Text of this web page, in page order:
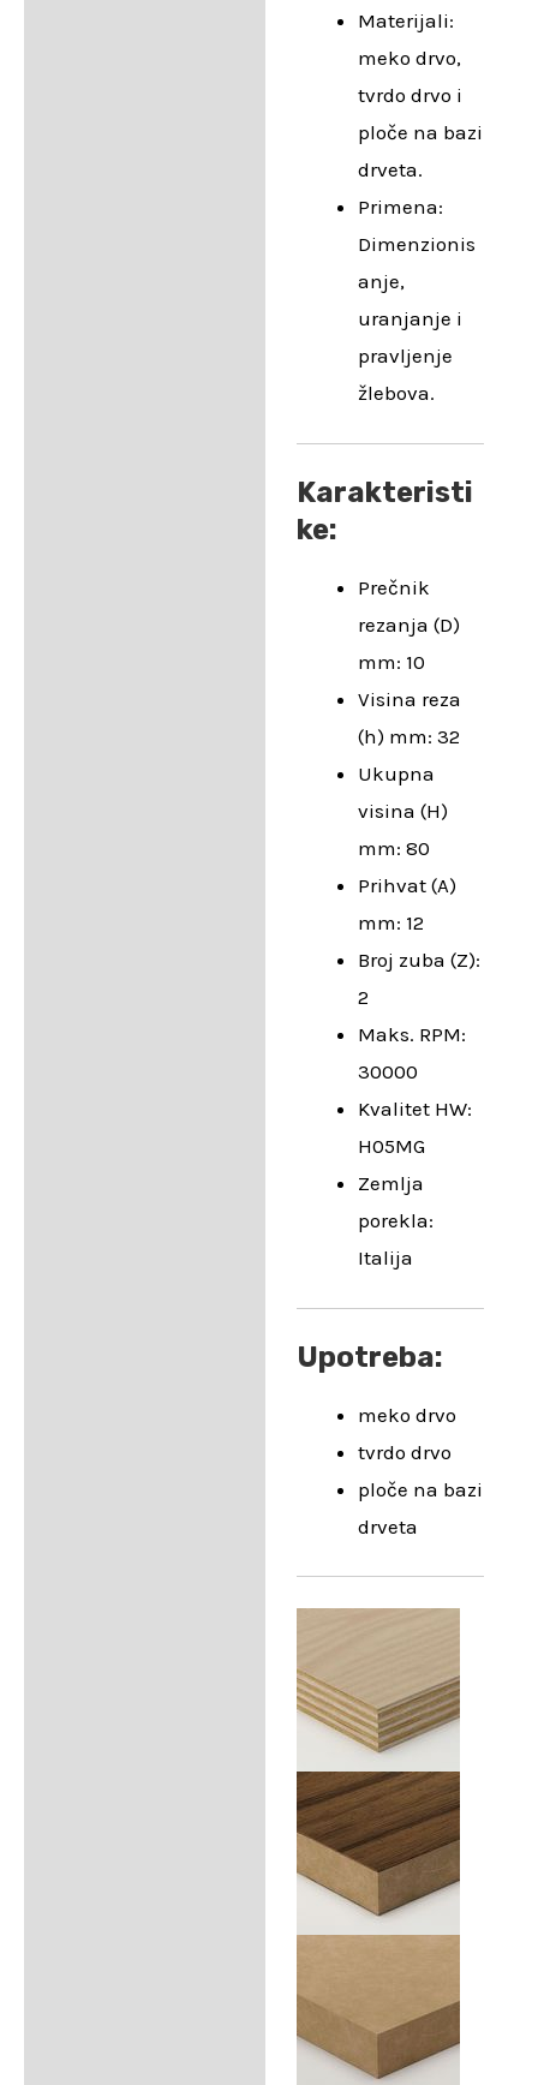
Materijali:
meko drvo,
tvrdo drvo i
ploče na bazi
drveta.
Primena:
Dimenzionis
anje,
uranjanje i
pravljenje
žlebova.
Karakteristi
ke:
Prečnik
rezanja (D)
mm: 10
Visina reza
(h) mm: 32
Ukupna
visina (H)
mm: 80
Prihvat (A)
mm: 12
Broj zuba (Z):
2
Maks. RPM:
30000
Kvalitet HW:
H05MG
Zemlja
porekla:
Italija
Upotreba:
meko drvo
tvrdo drvo
ploče na bazi
drveta